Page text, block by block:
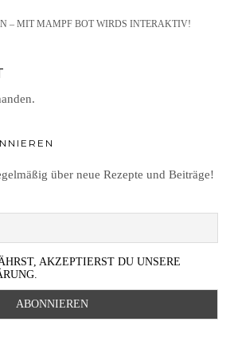
– MIT MAMPF BOT WIRDS INTERAKTIV!
über neue Rezepte und Beiträge!
AKZEPTIERST DU UNSERE